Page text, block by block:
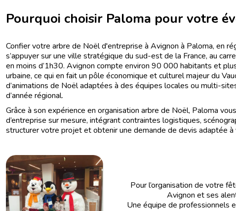
Pourquoi choisir Paloma pour votre
Confier votre arbre de Noël d'entreprise à Avignon à Paloma, en
s’appuyer sur une ville stratégique du sud-est de la France, au
en moins d’1h30. Avignon compte environ 90 000 habitants et
urbaine, ce qui en fait un pôle économique et culturel majeur du
d’animations de Noël adaptées à des équipes locales ou multi-
d’année régional.
Grâce à son expérience en organisation arbre de Noël, Paloma
d’entreprise sur mesure, intégrant contraintes logistiques,
structurer votre projet et obtenir une demande de devis adaptée
Pour l’organisation de votre
Avignon et ses
Une équipe de professionnels